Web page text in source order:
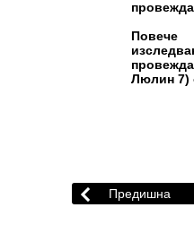
Люлин 7)